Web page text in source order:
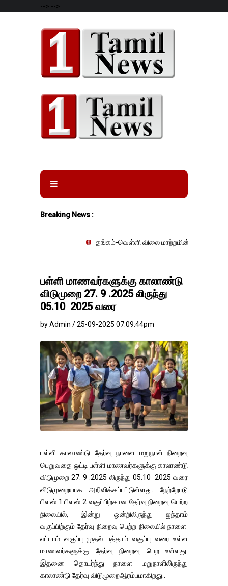
--> -->
Breaking News :
தங்கம்-வெள்ளி விலை மாற்றமின்றிதொடர்கிறது..
பள்ளி மாணவர்களுக்கு காலாண்டு
விடுமுறை 27. 9 .2025 லிருந்து
05.10 2025 வரை
by Admin / 25-09-2025 07:09:44pm
பள்ளி காலாண்டு தேர்வு நாளை மறுநாள் நிறைவு
பெறுவதை ஒட்டி பள்ளி மாணவர்களுக்கு காலாண்டு
விடுமுறை 27. 9 .2025 லிருந்து 05.10 2025 வரை
விடுமுறையாக அறிவிக்கப்பட்டுள்ளது. நேற்றோடு
பிளஸ் 1 பிளஸ் 2 வகுப்பிற்கான தேர்வு நிறைவு பெற்ற
நிலையில், இன்று ஒன்றிலிருந்து ஐந்தாம்
வகுப்பிற்கும் தேர்வு நிறைவு பெற்ற நிலையில் நாளை
எட்டாம் வகுப்பு முதல் பத்தாம் வகுப்பு வரை உள்ள
மாணவர்களுக்கு தேர்வு நிறைவு பெற உள்ளது.
இதனை தொடர்ந்து நாளை மறுநாளிலிருந்து
காலாண்டு தேர்வு விடுமுறைஆரம்பமாகிறது..